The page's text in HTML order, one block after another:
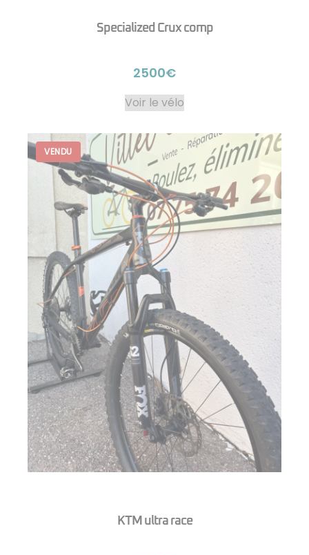
Specialized Crux comp
2500€
Voir le vélo
KTM ultra race